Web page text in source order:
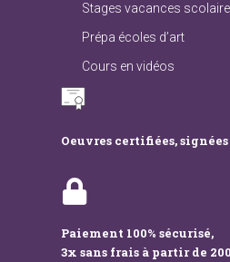
Stages vacances
Prépa écoles d’art
Cours en vidéos
Oeuvres certifiées,
Paiement 100% sécurisé,
3x sans frais à partir de